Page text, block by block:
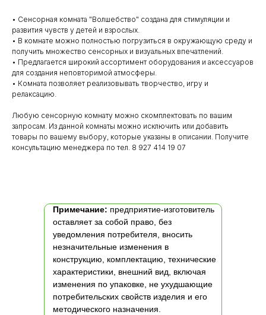
• Сенсорная комната "Волшебство" создана для стимуляции и
развития чувств у детей и взрослых.
• В комнате можно полностью погрузиться в окружающую среду и
получить множество сенсорных и визуальных впечатлений.
• Предлагается широкий ассортимент оборудования и аксессуаров
для создания неповторимой атмосферы.
• Комната позволяет реализовывать творчество, игру и
релаксацию.
Любую сенсорную комнату можно скомплектовать по вашим
запросам. Из данной комнаты можно исключить или добавить
товары по вашему выбору, которые указаны в описании. Получите
консультацию менеджера по тел. 8 927 414 19 07
Примечание: предприятие-изготовитель
оставляет за собой право, без
уведомления потребителя, вносить
незначительные изменения в
конструкцию, комплектацию, технические
характеристики, внешний вид, включая
изменения по упаковке, не ухудшающие
потребительских свойств изделия и его
методического назначения.